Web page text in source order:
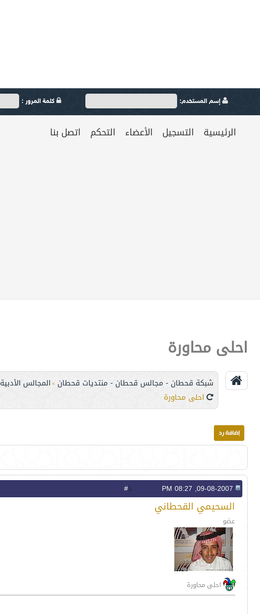
إسم المستخدم: كلمة المرور :
الرئيسية التسجيل الأعضاء التحكم اتصل بنا
احلى محاورة
شبكة قحطان - مجالس قحطان - منتديات قحطان > المجالس الأدبية
احلى محاورة
1
السحيمي القحطاني
عضو
احلى محاورة